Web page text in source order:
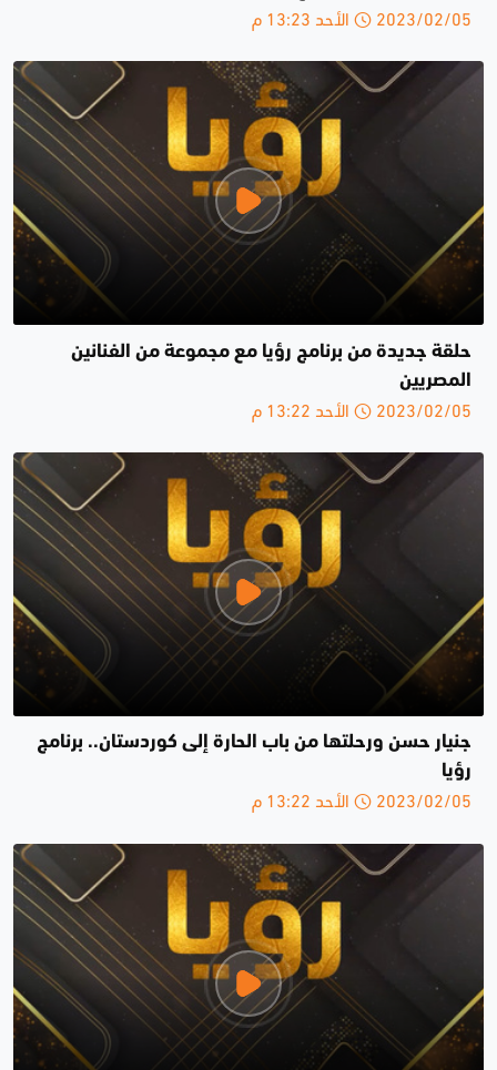
2023/02/05 الأحد 13:23 م
حلقة جديدة من برنامج رؤيا مع مجموعة من الفنانين
المصريين
2023/02/05 الأحد 13:22 م
جنيار حسن ورحلتها من باب الحارة إلى كوردستان.. برنامج
رؤيا
2023/02/05 الأحد 13:22 م